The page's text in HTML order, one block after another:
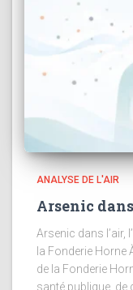
ANALYSE DE L'AIR
Arsenic
Arsenic dans l’air,
la Fonderie Horne
de la Fonderie
santé publique, de